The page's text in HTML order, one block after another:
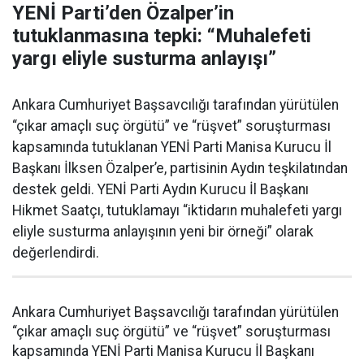
YENİ Parti’den Özalper’in
tutuklanmasına tepki: “Muhalefeti
yargı eliyle susturma anlayışı”
Ankara Cumhuriyet Başsavcılığı tarafından yürütülen
“çıkar amaçlı suç örgütü” ve “rüşvet” soruşturması
kapsamında tutuklanan YENİ Parti Manisa Kurucu İl
Başkanı İlksen Özalper’e, partisinin Aydın teşkilatından
destek geldi. YENİ Parti Aydın Kurucu İl Başkanı
Hikmet Saatçı, tutuklamayı “iktidarın muhalefeti yargı
eliyle susturma anlayışının yeni bir örneği” olarak
değerlendirdi.
Ankara Cumhuriyet Başsavcılığı tarafından yürütülen
“çıkar amaçlı suç örgütü” ve “rüşvet” soruşturması
kapsamında YENİ Parti Manisa Kurucu İl Başkanı